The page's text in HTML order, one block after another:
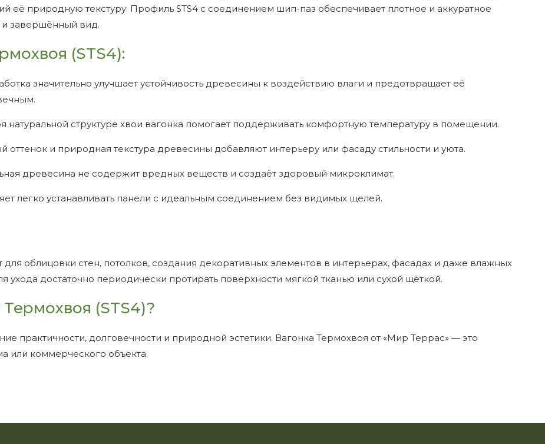
её природную текстуру. Профиль STS4 с соединением шип-паз обеспечивает плотное и аккуратное
и завершённый вид.
(STS4):
значительно улучшает устойчивость древесины к воздействию влаги и предотвращает её
натуральной структуре хвои вагонка помогает поддерживать комфортную температуру в помещении.
и природная текстура древесины добавляют интерьеру или фасаду стильности и уюта.
древесина не содержит вредных веществ и создаёт здоровый микроклимат.
легко устанавливать панели с идеальным соединением без видимых щелей.
для облицовки стен, потолков, создания декоративных элементов в интерьерах, фасадах и даже влажных
ухода достаточно периодически протирать поверхности мягкой тканью или сухой щёткой.
(STS4)?
практичности, долговечности и природной эстетики. Вагонка Термохвоя от «Мир Террас» — это
или коммерческого объекта.